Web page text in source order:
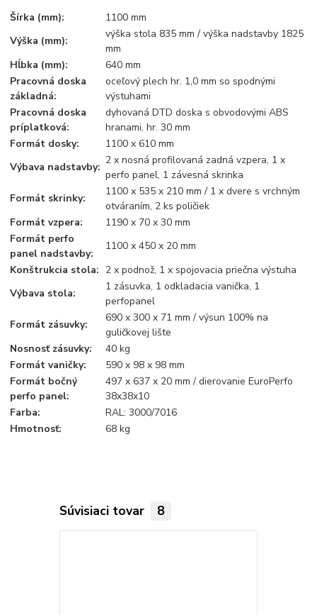
Šírka (mm):
1100 mm
Výška (mm):
výška stola 835 mm / výška nadstavby 1825
mm
Hĺbka (mm):
640 mm
Pracovná doska
základná:
oceľový plech hr. 1,0 mm so spodnými
výstuhami
Pracovná doska
príplatková:
dyhovaná DTD doska s obvodovými ABS
hranami, hr. 30 mm
Formát dosky:
1100 x 610 mm
Výbava nadstavby:
2 x nosná profilovaná zadná vzpera, 1 x
perfo panel, 1 závesná skrinka
Formát skrinky:
1100 x 535 x 210 mm / 1 x dvere s vrchným
otváraním, 2 ks poličiek
Formát vzpera:
1190 x 70 x 30 mm
Formát perfo
panel nadstavby:
1100 x 450 x 20 mm
Konštrukcia stola: 2 x podnož, 1 x spojovacia priečna výstuha
Výbava stola:
1 zásuvka, 1 odkladacia vanička, 1
perfopanel
Formát zásuvky:
690 x 300 x 71 mm / výsun 100% na
guličkovej lište
Nosnosť zásuvky:
40 kg
Formát vaničky:
590 x 98 x 98 mm
Formát bočný
perfo panel:
497 x 637 x 20 mm / dierovanie EuroPerfo
38x38x10
Farba:
RAL: 3000/7016
Hmotnosť:
68 kg
Súvisiaci tovar 8